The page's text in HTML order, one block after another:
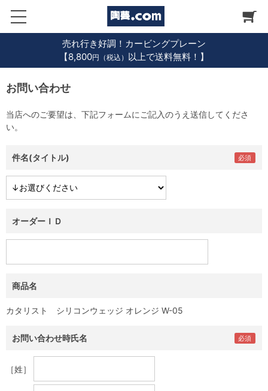
売れ行き好調！カービングプレーン
【8,800円（税込） 以上で送料無料！】
お問い合わせ
当店へのご要望は、下記フォームにご記入のうえ送信してくださ
い。
件名(タイトル)
オーダーＩＤ
商品名
カタリスト シリコンウェッジ オレンジ W-05
お問い合わせ時氏名
［姓］